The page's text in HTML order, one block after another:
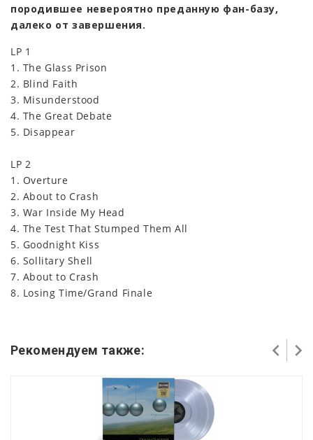
породившее невероятно преданную фан-базу,
далеко от завершения.
LP 1
1. The Glass Prison
2. Blind Faith
3. Misunderstood
4. The Great Debate
5. Disappear
LP 2
1. Overture
2. About to Crash
3. War Inside My Head
4. The Test That Stumped Them All
5. Goodnight Kiss
6. Sollitary Shell
7. About to Crash
8. Losing Time/Grand Finale
Рекомендуем также: